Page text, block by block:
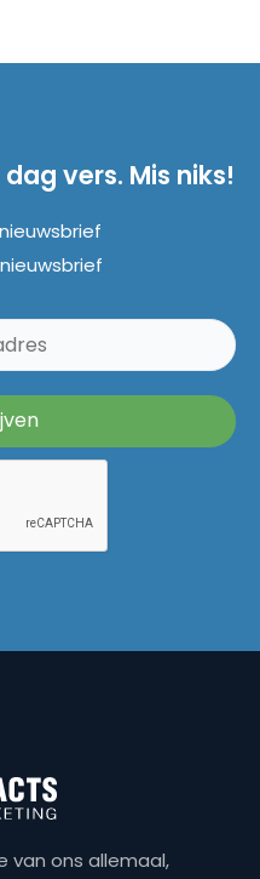
vers. Mis niks!
van ons allemaal,